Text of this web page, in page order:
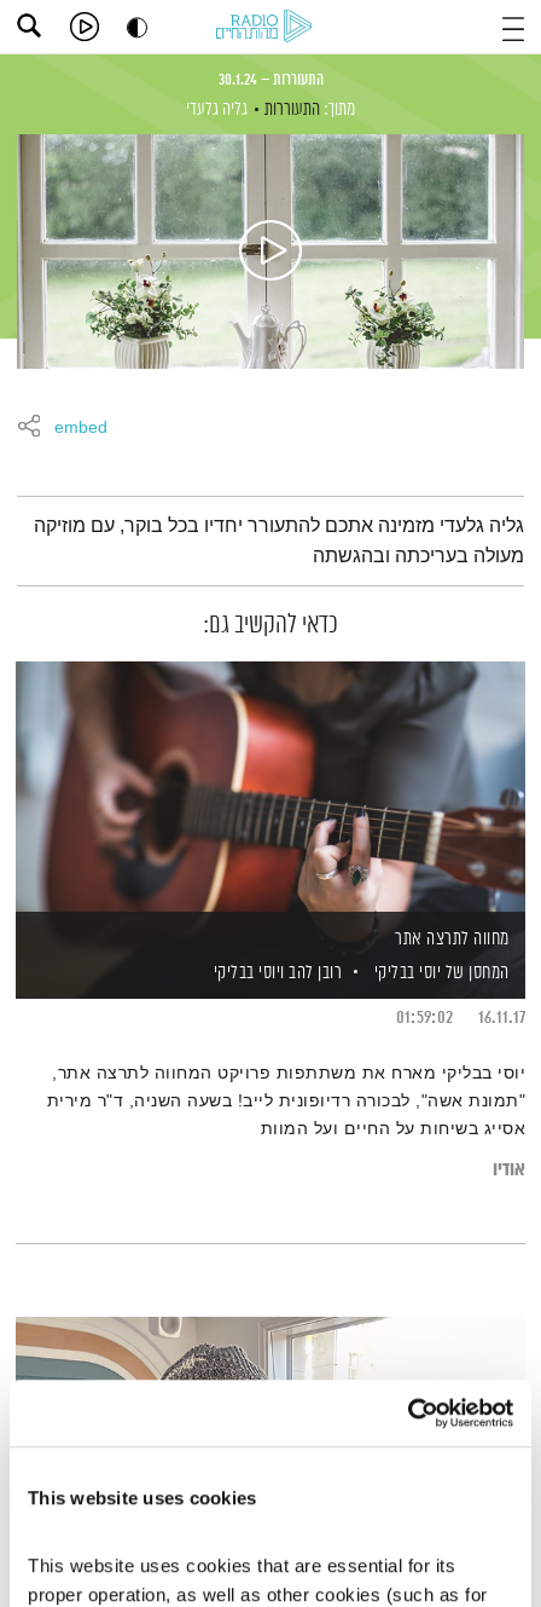
This website uses cookies
This website uses cookies that are essential for its
proper operation, as well as other cookies (such as for
התעוררות – 30.1.24
מתוך: התעוררות גליה גלעדי
embed
תמצית הפודקאסט
גליה גלעדי מזמינה אתכם להתעורר יחדיו בכל בוקר, עם מוזיקה
מעולה בעריכתה ובהגשתה
כדאי להקשיב גם:
מחווה לתרצה אתר
המחסן של יוסי בבליקי
רובן להב ויוסי בבליקי
16.11.17
01:59:02
יוסי בבליקי מארח את משתתפות פרויקט המחווה לתרצה אתר,
"תמונת אשה", לבכורה רדיופונית לייב! בשעה השניה, ד"ר מירית
אסייג בשיחות על החיים ועל המוות
אודיו
הלב שקפא מפשיר